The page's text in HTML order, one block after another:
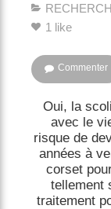
1 like
Commenter
Oui, la
avec le
risque de
années à
corset
tellement
traitement